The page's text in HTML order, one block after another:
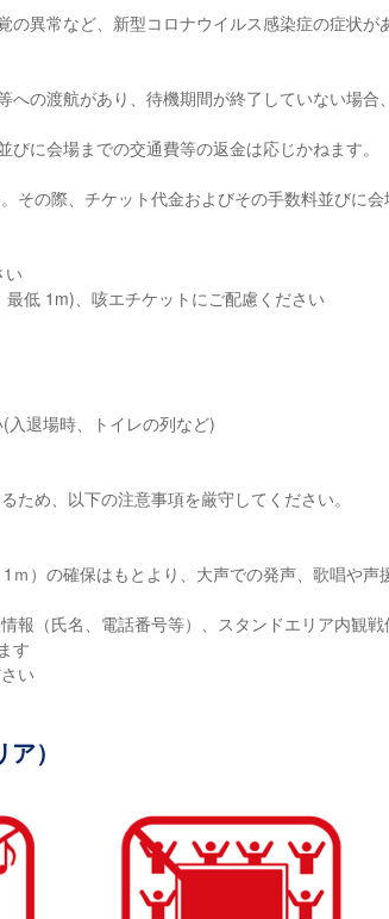
の異常など、新型コロナウイルス感染症の症状が
への渡航があり、待機期間が終了していない場合
に会場までの交通費等の返金は応じかねます。
その際、チケット代金およびその手数料並びに会
い
低 1m)、咳エチケットにご配慮ください
退場時、トイレの列など)
め、以下の注意事項を厳守してください。
）の確保はもとより、大声での発声、歌唱や声
報（氏名、電話番号等）、スタンドエリア内観戦
す
い
）